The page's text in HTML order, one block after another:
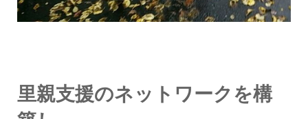
里親支援のネットワークを構